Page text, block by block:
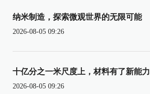
纳米制造，探索微观世界的无限可能
2026-08-05 09:26
十亿分之一米尺度上，材料有了新能力
2026-08-05 09:26